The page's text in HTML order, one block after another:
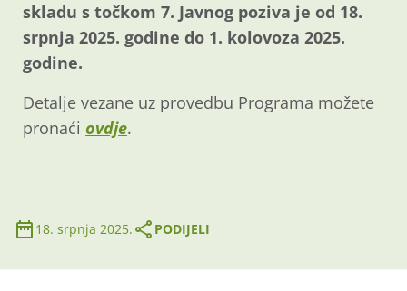
skladu s točkom 7. Javnog poziva je od 18.
srpnja 2025. godine do 1. kolovoza 2025.
godine.
Detalje vezane uz provedbu Programa možete
pronaći ovdje.
18. srpnja 2025. PODIJELI